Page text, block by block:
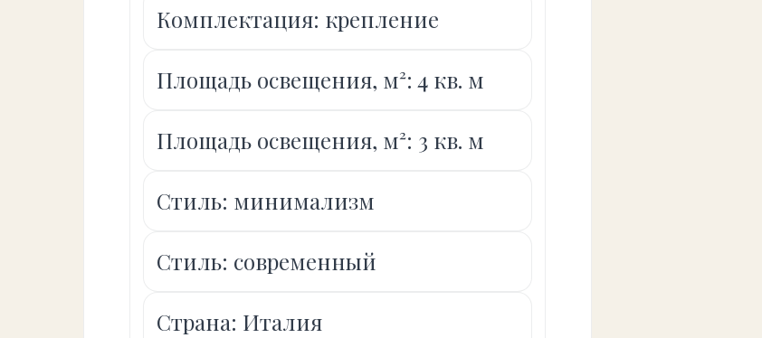
Комплектация: крепление
Площадь освещения, м²: 4 кв. м
Площадь освещения, м²: 3 кв. м
Стиль: минимализм
Стиль: современный
Страна: Италия